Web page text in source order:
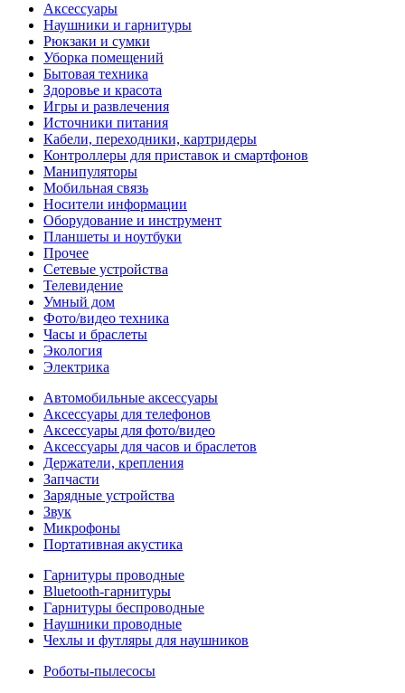
Аксессуары
Наушники и гарнитуры
Рюкзаки и сумки
Уборка помещений
Бытовая техника
Здоровье и красота
Игры и развлечения
Источники питания
Кабели, переходники, картридеры
Контроллеры для приставок и смартфонов
Манипуляторы
Мобильная связь
Носители информации
Оборудование и инструмент
Планшеты и ноутбуки
Прочее
Сетевые устройства
Телевидение
Умный дом
Фото/видео техника
Часы и браслеты
Экология
Электрика
Автомобильные аксессуары
Аксессуары для телефонов
Аксессуары для фото/видео
Аксессуары для часов и браслетов
Держатели, крепления
Запчасти
Зарядные устройства
Звук
Микрофоны
Портативная акустика
Гарнитуры проводные
Bluetooth-гарнитуры
Гарнитуры беспроводные
Наушники проводные
Чехлы и футляры для наушников
Роботы-пылесосы